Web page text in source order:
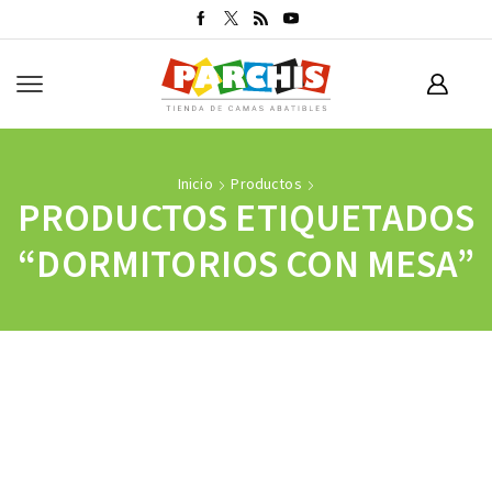
Inicio Productos
PRODUCTOS ETIQUETADOS
“DORMITORIOS CON MESA”